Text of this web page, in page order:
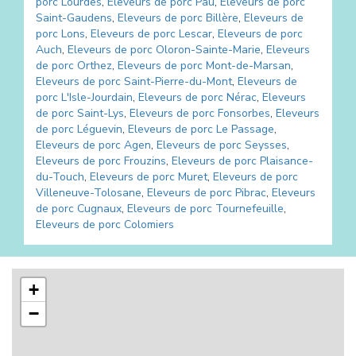
Saint-Gaudens, Eleveurs de porc Billère, Eleveurs de
porc Lons, Eleveurs de porc Lescar, Eleveurs de porc
Auch, Eleveurs de porc Oloron-Sainte-Marie, Eleveurs
de porc Orthez, Eleveurs de porc Mont-de-Marsan,
Eleveurs de porc Saint-Pierre-du-Mont, Eleveurs de
porc L'Isle-Jourdain, Eleveurs de porc Nérac, Eleveurs
de porc Saint-Lys, Eleveurs de porc Fonsorbes, Eleveurs
de porc Léguevin, Eleveurs de porc Le Passage,
Eleveurs de porc Agen, Eleveurs de porc Seysses,
Eleveurs de porc Frouzins, Eleveurs de porc Plaisance-
du-Touch, Eleveurs de porc Muret, Eleveurs de porc
Villeneuve-Tolosane, Eleveurs de porc Pibrac, Eleveurs
de porc Cugnaux, Eleveurs de porc Tournefeuille,
Eleveurs de porc Colomiers
+
−